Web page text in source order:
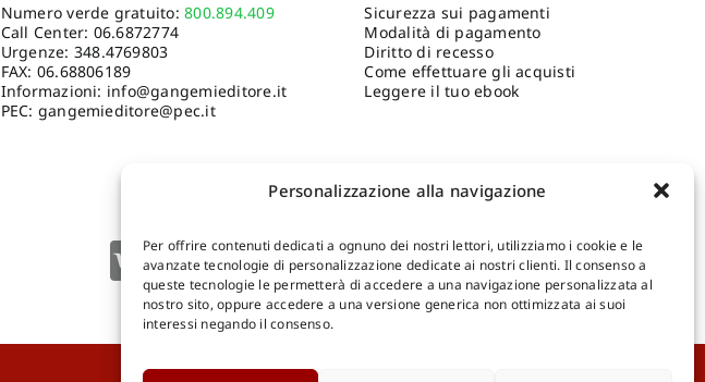
Personalizzazione alla navigazione
Per offrire contenuti dedicati a ognuno dei nostri lettori, utilizziamo i cookie e le
avanzate tecnologie di personalizzazione dedicate ai nostri clienti. Il consenso a
queste tecnologie le permetterà di accedere a una navigazione personalizzata al
nostro sito, oppure accedere a una versione generica non ottimizzata ai suoi
interessi negando il consenso.
Numero verde gratuito:800.894.409
Call Center: 06.6872774
Urgenze: 348.4769803
FAX: 06.68806189
Informazioni: info@gangemieditore.it
PEC: gangemieditore@pec.it
Sicurezza sui pagamenti
Modalità di pagamento
Diritto di recesso
Come effettuare gli acquisti
Leggere il tuo ebook
Shop Gangemi Editore-Pagamenti Sicuri e anche Rateali